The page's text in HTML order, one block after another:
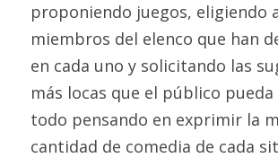
proponiendo juegos, eligiendo
miembros del elenco que han
en cada uno y solicitando las
más locas que el público
todo pensando en exprimir la
cantidad de comedia de cada